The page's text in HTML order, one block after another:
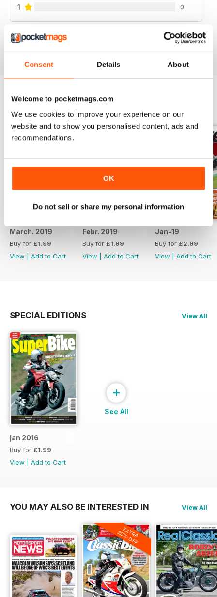
Consent Details About
Welcome to pocketmags.com
We use cookies to improve your experience on our
website and to show you personalised content, ads and
recommendations.
OK
Do not sell or share my personal information
Hosszú ideig a Honda egyeduralkodó volt ebben a
Hihetetlenül tehetséges volt, és hatalmas esélye volt
japánként MotoGP-világbajnokká válni…
1 0
March. 2019
Buy for £1.99
View
Add to Cart
Febr. 2019
Buy for £1.99
View
Add to Cart
Jan-19
Buy for £2.99
View
Add to Cart
SPECIAL EDITIONS View All
jan 2016
Buy for £1.99
View
Add to Cart
+
See All
YOU MAY ALSO BE INTERESTED IN View All
EXTRA
20% OFF